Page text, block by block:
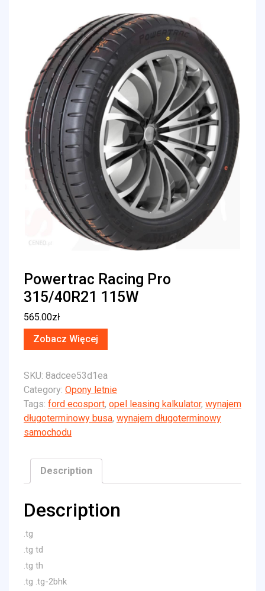
Powertrac Racing Pro
315/40R21 115W
565.00zł
Zobacz Więcej
SKU: 8adcee53d1ea
Category: Opony letnie
Tags: ford ecosport, opel leasing kalkulator, wynajem
długoterminowy busa, wynajem długoterminowy
samochodu
Description
Description
.tg
.tg td
.tg th
.tg .tg-2bhk